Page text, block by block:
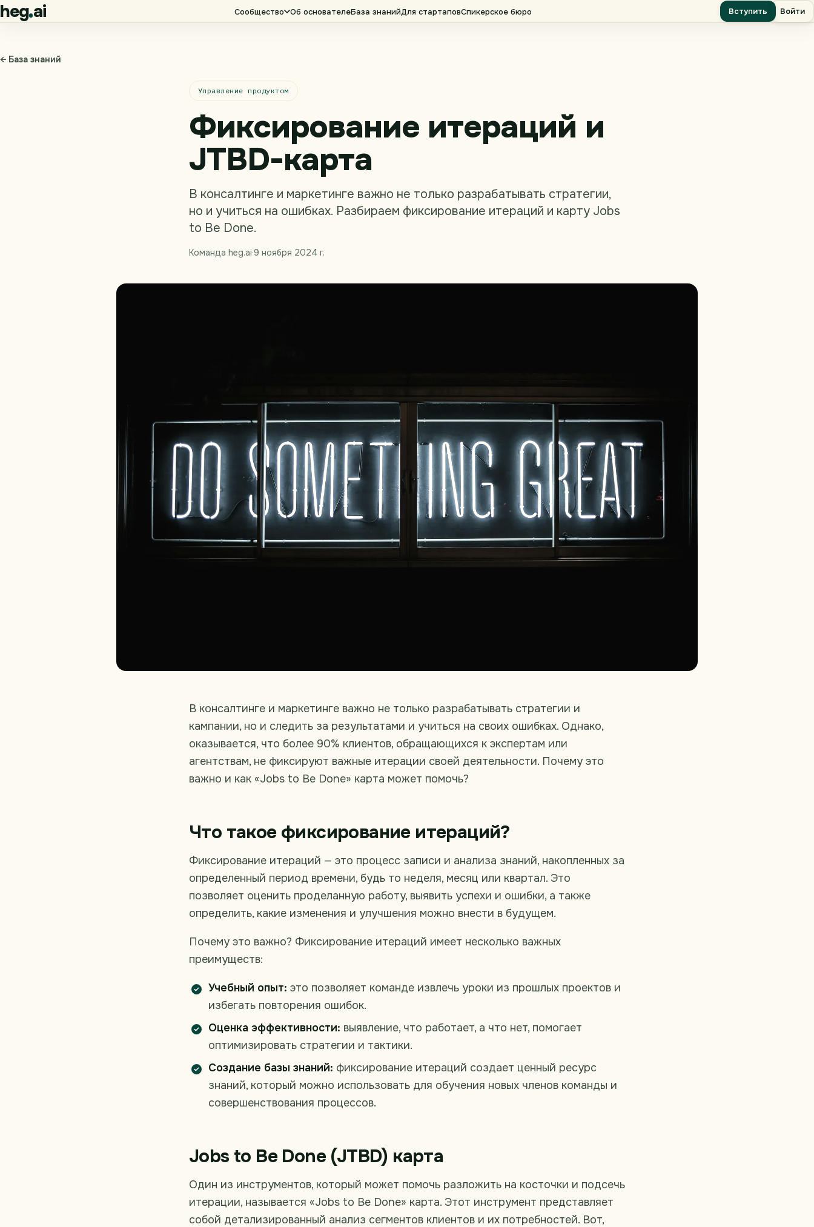
heg ai Сообщество Об основателеБаза знанийДля стартаповСпикерское бюро Вступить Войти
← База знаний
Управление продуктом
Фиксирование итераций и
JTBD-карта
В консалтинге и маркетинге важно не только разрабатывать стратегии,
но и учиться на ошибках. Разбираем фиксирование итераций и карту Jobs
to Be Done.
Команда heg.ai·9 ноября 2024 г.
В консалтинге и маркетинге важно не только разрабатывать стратегии и
кампании, но и следить за результатами и учиться на своих ошибках. Однако,
оказывается, что более 90% клиентов, обращающихся к экспертам или
агентствам, не фиксируют важные итерации своей деятельности. Почему это
важно и как «Jobs to Be Done» карта может помочь?
Что такое фиксирование итераций?
Фиксирование итераций — это процесс записи и анализа знаний, накопленных за
определенный период времени, будь то неделя, месяц или квартал. Это
позволяет оценить проделанную работу, выявить успехи и ошибки, а также
определить, какие изменения и улучшения можно внести в будущем.
Почему это важно? Фиксирование итераций имеет несколько важных
преимуществ:
Учебный опыт: это позволяет команде извлечь уроки из прошлых проектов и
избегать повторения ошибок.
Оценка эффективности: выявление, что работает, а что нет, помогает
оптимизировать стратегии и тактики.
Создание базы знаний: фиксирование итераций создает ценный ресурс
знаний, который можно использовать для обучения новых членов команды и
совершенствования процессов.
Jobs to Be Done (JTBD) карта
Один из инструментов, который может помочь разложить на косточки и подсечь
итерации, называется «Jobs to Be Done» карта. Этот инструмент представляет
собой детализированный анализ сегментов клиентов и их потребностей. Вот,